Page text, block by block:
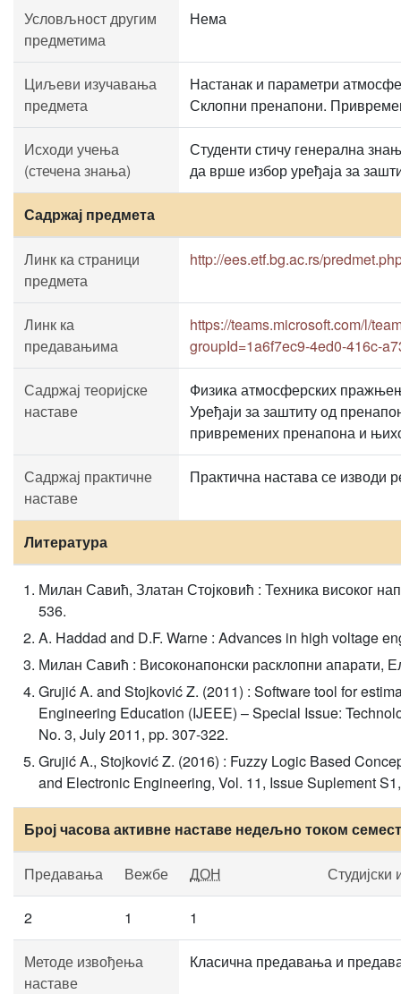
Условљност другим
предметима
Нема
Циљеви изучавања
предмета
Настанак и параметри
Склопни пренапони.
Исходи учења
(стечена знања)
Студенти стичу генерална
да врше избор уређаја за
Садржај предмета
Линк ка страници
предмета
http://ees.etf.bg.ac.rs/
Линк ка
предавањима
https://teams.microsoft.com/l/
groupId=1a6f7ec9-4ed0-416c-
Садржај теоријске
наставе
Физика атмосферских
Уређаји за заштиту од
привремених пренапона и
Садржај практичне
наставе
Практична настава се изводи
Литература
Милан Савић, Златан Стојковић : Техника високог
536.
A. Haddad and D.F. Warne : Advances in high voltage
Милан Савић : Високонапонски расклопни апарати,
Grujić A. and Stojković Z. (2011) : Software tool for
Engineering Education (IJEEE) – Special Issue:
No. 3, July 2011, pp. 307-322.
Grujić A., Stojković Z. (2016) : Fuzzy Logic Based
and Electronic Engineering, Vol. 11, Issue Suplement
Број часова активне наставе недељно током
Предавања Вежбе ДОН Студијски
2 1 1
Методе извођења
наставе
Класична предавања и